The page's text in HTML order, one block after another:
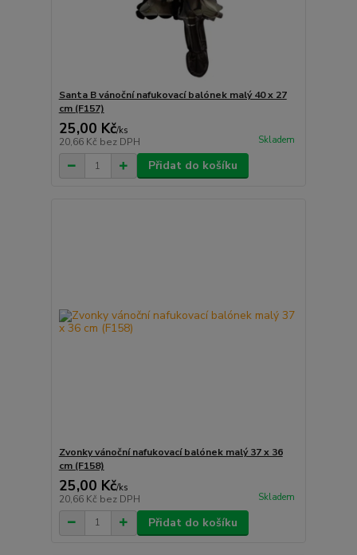
Santa B vánoční nafukovací balónek malý 40 x 27
cm (F157)
25,00 Kč/ks
20,66 Kč bez DPH Skladem
Přidat do košíku
Zvonky vánoční nafukovací balónek malý 37 x 36
cm (F158)
25,00 Kč/ks
20,66 Kč bez DPH Skladem
Přidat do košíku